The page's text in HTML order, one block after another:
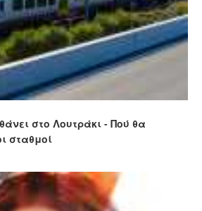
στο Λουτράκι - Πού θα
σταθμοί